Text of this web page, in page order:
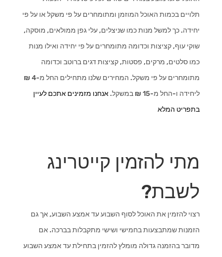
תלויים בכמות האוכל המוזמן ומתומחרים על פי משקל או על פי
יחידה. כך למשל מנות כמו שניצלים, עלי גפן ממולאים, מוסקה,
שוקי עוף, קציצות וכדומה מתומחרים על פי יחידה ואילו מנות
כמו סלטים, מרקים, פסטות, קציצות דגים ברוטב וכדומה
מתומחרים על פי משקל. המחירים שלנו מתחילים החל מ-4 ₪
ליחידה ו-החל מ-15 ₪ במשקל.
אנחנו מזמינים אתכם לעיין
בתפריט המלא
מתי להזמין קייטרינג
לשבת?
רצוי להזמין את האוכל לסוף השבוע עד אמצע השבוע, אך גם
הזמנות שמתבצעות בחמישי ושישי מתקבלות בברכה. אם
מדובר בהזמנה גדולה מומלץ להזמין בתחילת עד אמצע השבוע